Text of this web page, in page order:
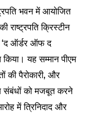
भवन में आयोजित
राष्ट्रपति क्रिस्टीन
‘द ऑर्डर ऑफ द
किया। यह सम्मान पीएम
की पैरोकारी, और
संबंधों को मजबूत करने
में त्रिनिदाद और